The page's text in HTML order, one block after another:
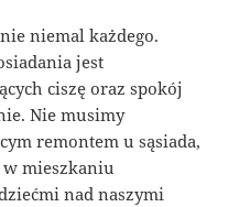
niemal każdego.
jest
ciszę oraz spokój
Nie musimy
remontem u sąsiada,
mieszkaniu
nad naszymi